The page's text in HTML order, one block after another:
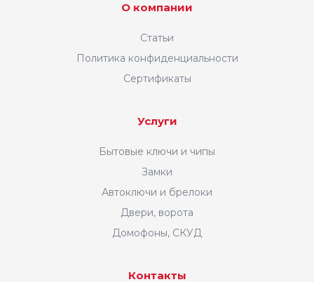
О компании
Статьи
Политика конфиденциальности
Сертификаты
Услуги
Бытовые ключи и чипы
Замки
Автоключи и брелоки
Двери, ворота
Домофоны, СКУД
Контакты